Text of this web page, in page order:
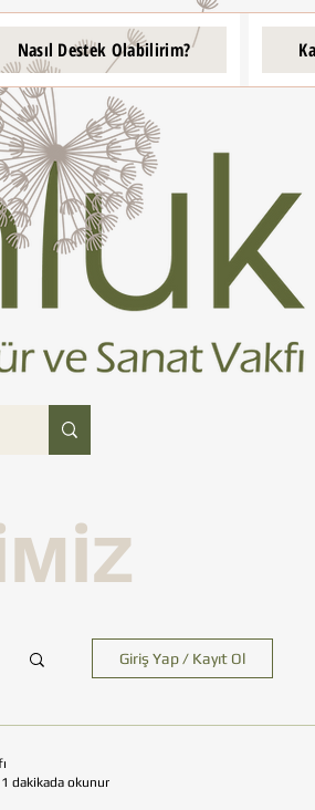
Nasıl Destek Olabilirim?
Giriş Yap / Kayıt Ol
1 dakikada okunur